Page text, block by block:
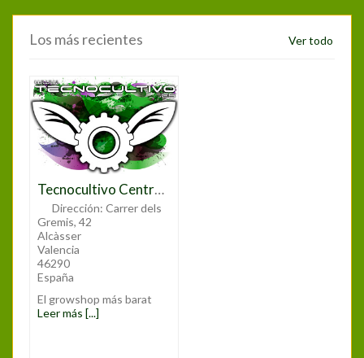
Los más recientes Ver todo
Tecnocultivo Central Valencia
Dirección: Carrer dels
Gremis, 42
Alcàsser
Valencia
46290
España
El growshop más barat
Leer más [...]